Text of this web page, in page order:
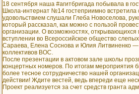
18 сентября наша #агитбригада побывала в
Школа-интернат №14 гостеприимно встретила
удовольствием слушали Глеба Новоселова,
который рассказал, как можно с пользой
организации. О возможностях,
вступлении во Всероссийское общество
Сараева, Елена Соснова и Юлия Литвиненко —
коллективов ВОС.
После презентации в актовом зале школы
концертных номеров. По итогам мероприятия
более тесное сотрудничество нашей
действии! Ждите вестей, ведь впереди еще
Проект реализуется за счет средств гранта